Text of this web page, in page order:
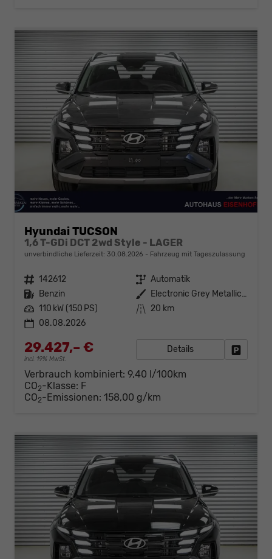
Hyundai TUCSON
1,6 T-GDi DCT 2wd Style - LAGER
unverbindliche Lieferzeit: 30.08.2026 Fahrzeug mit Tageszulassung
Fahrzeugnr. 142612 Getriebe Automatik
Kraftstoff Benzin Außenfarbe
Electronic Grey Metallic ()
Leistung 110 kW (150 PS) Kilometerstand 20 km
08.08.2026
29.427,– €
incl. 19% MwSt.
Details
Verbrauch kombiniert: 9,40 l/100km
CO2-Klasse: F
CO2-Emissionen: 158,00 g/km